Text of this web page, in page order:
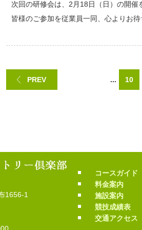
次回の研修会は、2月18日（日）の開催
皆様のご参加を従業員一同、心よりお待
PREV ... 10
1656-1
コースガイド
料金案内
施設案内
競技成績表
交通アクセス